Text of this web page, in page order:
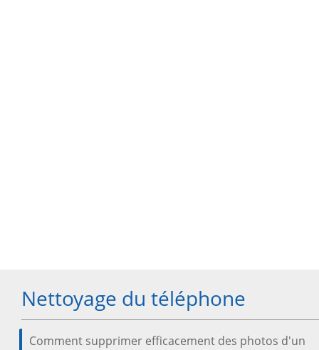
Nettoyage du téléphone
Comment supprimer efficacement des photos d'un